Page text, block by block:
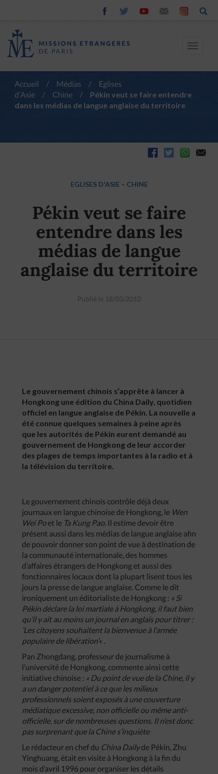
Toggle
Accueil / Médias /
Eglises
d'Asie
/ Chine /
Pékin veut se faire entendre
dans les médias de langue anglaise du territoire
EGLISES D'ASIE – CHINE
Pékin veut se faire
entendre dans les
médias de langue
anglaise du territoire
Publié le 18/03/2010
Le gouvernement chinois s’apprête à lancer à
Hongkong une édition du China Daily, quotidien
officiel en langue anglaise de Pékin. La nouvelle a
été connue quelques semaines à peine après
que les autorités de Pékin eurent demandé au
gouvernement de Hongkong de leur accorder
des plages de temps importantes à la radio et à
la télévision du territoire.
Le gouvernement chinois contrôle déjà deux
journaux en langue chinoise de Hongkong, le Wen
Wei Poet le Ta Kung Pao. Il estime devoir être
présent aussi dans les médias de langue anglaise afin
de pouvoir donner son point de vue à destination de
la communauté internationale, des hommes
d’affaires étrangers de Hongkong et aussi des
fonctionnaires locaux dont la plupart lisent tous les
jours la presse de langue anglaise. Comme le dit
ironiquement un éditorialiste de Hongkong : « Si
Pékin déclare la loi martiale à Hongkong, il faut bien
qu’il y ait au moins un journal en anglais pour titrer :
‘Les citoyens souhaitent la bienvenue à l’armée
populaire de libération’« .
Pan Zhongdang, professeur de journalisme à
l’université de Hongkong, commente ainsi cette
initiative chinoise : « Du point de vue de la Chine, il y
a un danger potentiel à ce que les milieux
professionnels soient exposés à une couverture
médiatique excessive, non officielle ou même anti-
officielle, sur de nombreuses questions. Il n’est donc
pas surprenant que la Chine s’inquiète
Le rédacteur en chef du China Dailyde Pékin, Zhu
Yinghuang, était en visite à Hongkong à la fin du
mois d’avril 1996 pour organiser les détails